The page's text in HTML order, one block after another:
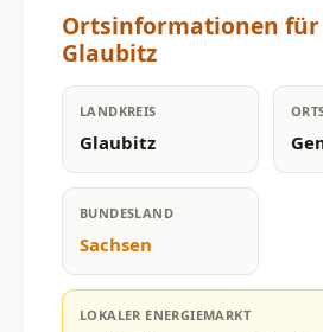
Ortsinformationen für
Glaubitz
LANDKREIS
Glaubitz
BUNDESLAND
Sachsen
LOKALER ENERGIEMARKT